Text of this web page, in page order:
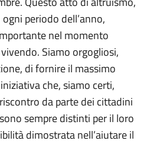
periodo dell’anno,
nel momento
Siamo orgogliosi,
di fornire il massimo
che, siamo certi,
da parte dei cittadini
sempre distinti per il loro
dimostrata nell’aiutare il